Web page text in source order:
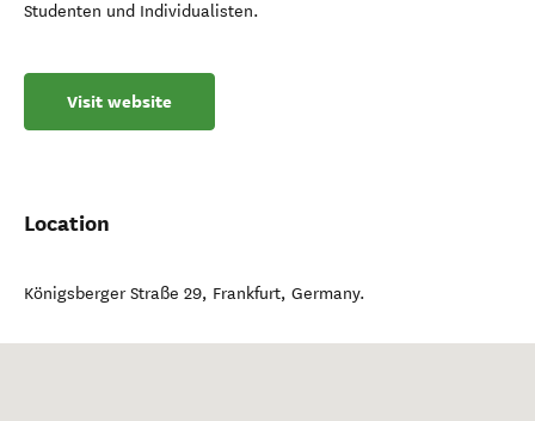
Studenten und Individualisten.
Visit website
Location
Königsberger Straße 29, Frankfurt, Germany.